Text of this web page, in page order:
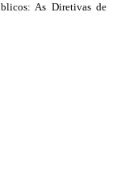
As Diretivas de